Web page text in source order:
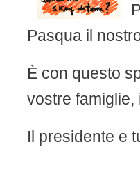
Pasqua il
È con questo
vostre famiglie,
Il presidente e